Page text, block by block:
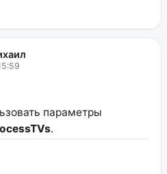
параметры
.